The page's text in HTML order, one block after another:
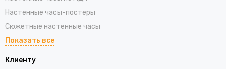
Настенные часы-постеры
Сюжетные настенные часы
Показать все
Клиенту